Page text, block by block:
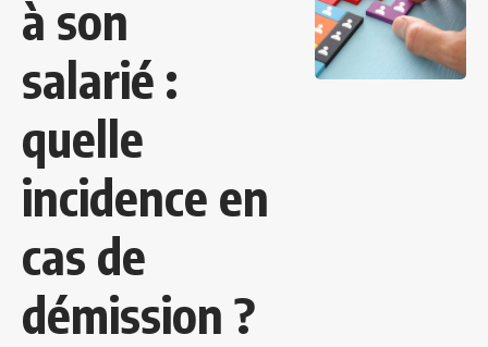
à son
salarié :
quelle
incidence en
cas de
démission ?